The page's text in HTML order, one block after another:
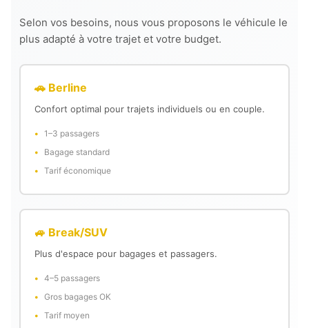
Selon vos besoins, nous vous proposons le véhicule le
plus adapté à votre trajet et votre budget.
🚗 Berline
Confort optimal pour trajets individuels ou en couple.
1–3 passagers
Bagage standard
Tarif économique
🚙 Break/SUV
Plus d'espace pour bagages et passagers.
4–5 passagers
Gros bagages OK
Tarif moyen